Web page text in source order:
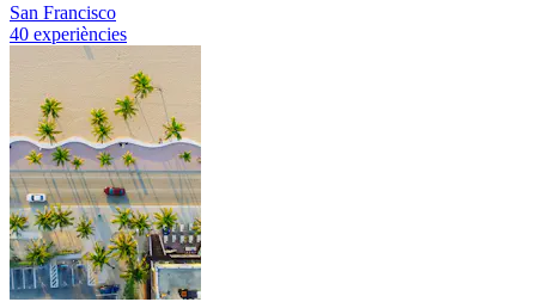
San Francisco
40 experiències